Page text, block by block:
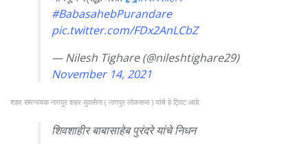
#BabasahebPurandare
pic.twitter.com/FDx2AnLCbZ
— Nilesh Tighare (@nileshtighare29)
November 14, 2021
शहर समन्वयक नागपुर शहर युवासेना ( नागपुर लोकसभा ) यांचे हे ट्विट आहे.
शिवशाहीर बाबासाहेब पुरंदरे यांचे निधन